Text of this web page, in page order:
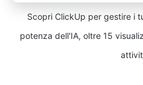
Scopri ClickUp per gestire i
potenza dell'IA, oltre 15